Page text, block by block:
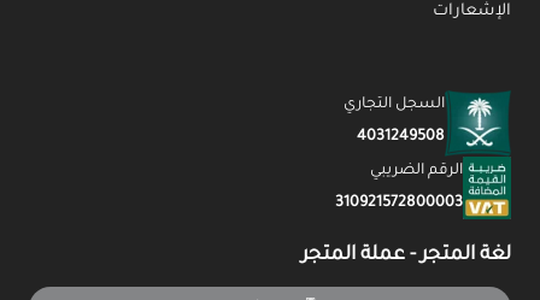
الإشعارات
السجل التجاري
4031249508
الرقم الضريبي
310921572800003
لغة المتجر - عملة المتجر